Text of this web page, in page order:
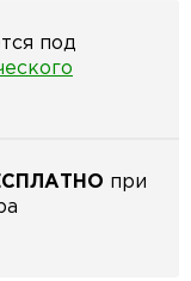
под
при